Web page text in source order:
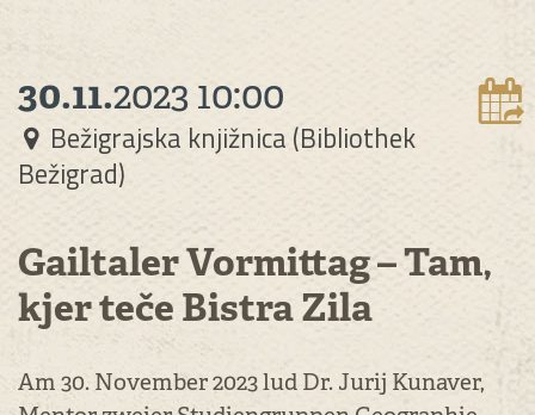
30.11.202310:00
Bežigrajska knjižnica (Bibliothek
Bežigrad)
Gailtaler Vormittag – Tam,
kjer teče Bistra Zila
Am 30. November 2023 lud Dr. Jurij Kunaver,